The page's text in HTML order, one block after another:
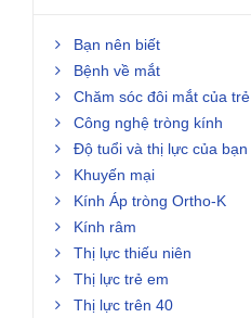
Bạn nên biết
Bệnh về mắt
Chăm sóc đôi mắt của trẻ
Công nghệ tròng kính
Độ tuổi và thị lực của bạn
Khuyến mại
Kính Áp tròng Ortho-K
Kính râm
Thị lực thiếu niên
Thị lực trẻ em
Thị lực trên 40